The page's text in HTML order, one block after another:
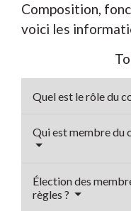
Composition,
voici les
Quel est le rôle du
Qui est membre du
Élection des
règles ?